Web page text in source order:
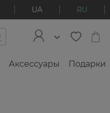
UA RU
Аксессуары Подарки